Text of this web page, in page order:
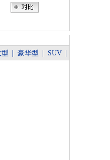
豪华型 SUV